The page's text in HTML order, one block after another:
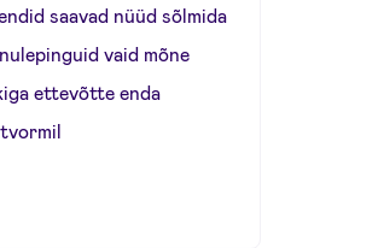
saavad nüüd sõlmida
vaid mõne
ettevõtte enda